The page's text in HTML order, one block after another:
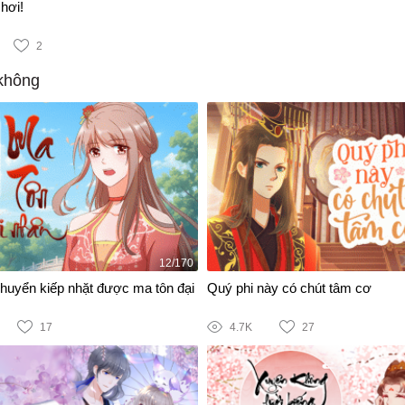
2
12/170
kiếp nhặt được ma tôn đại
17
Quý phi này có chút tâm cơ
4.7K 27